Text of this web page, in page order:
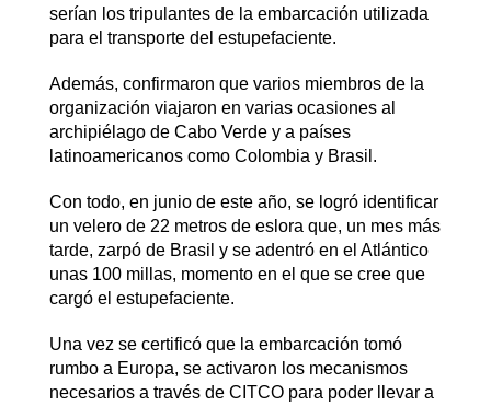
serían los tripulantes de la embarcación utilizada
para el transporte del estupefaciente.
Además, confirmaron que varios miembros de la
organización viajaron en varias ocasiones al
archipiélago de Cabo Verde y a países
latinoamericanos como Colombia y Brasil.
Con todo, en junio de este año, se logró identificar
un velero de 22 metros de eslora que, un mes más
tarde, zarpó de Brasil y se adentró en el Atlántico
unas 100 millas, momento en el que se cree que
cargó el estupefaciente.
Una vez se certificó que la embarcación tomó
rumbo a Europa, se activaron los mecanismos
necesarios a través de CITCO para poder llevar a